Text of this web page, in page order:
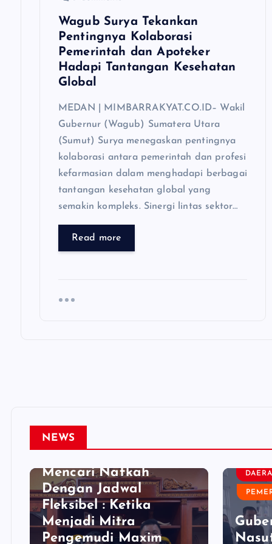
Wagub Surya Tekankan
Pentingnya Kolaborasi
Pemerintah dan Apoteker
Hadapi Tantangan Kesehatan
Global
MEDAN | MIMBARRAKYAT.CO.ID– Wakil
Gubernur (Wagub) Sumatera Utara
(Sumut) Surya menegaskan pentingnya
kolaborasi antara pemerintah dan profesi
kefarmasian dalam menghadapi berbagai
tantangan kesehatan global yang
semakin kompleks. Sinergi lintas sektor…
Read more
NEWS
NASIONAL
PERISTIWA - UMUM
Mencari Nafkah
Dengan Jadwal
Fleksibel : Ketika
Menjadi Mitra
Pengemudi Maxim